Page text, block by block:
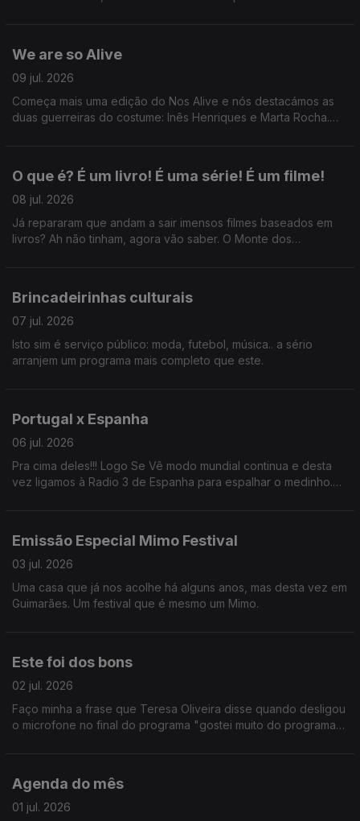
We are so Alive
09 jul. 2026
Começa mais uma edição do Nos Alive e nós destacámos as
duas guerreiras do costume: Inês Henriques e Marta Rocha.
O que é? É um livro! É uma série! É um filme!
08 jul. 2026
Já repararam que andam a sair imensos filmes baseados em
livros? Ah não tinham, agora vão saber. O Monte dos
Brincadeirinhas culturais
07 jul. 2026
Isto sim é serviço público: moda, futebol, música.. a sério
arranjem um programa mais completo que este.
Portugal x Espanha
06 jul. 2026
Pra cima deles!!! Logo Se Vê modo mundial continua e desta
vez ligamos à Radio 3 de Espanha para espalhar o medinho.
Emissão Especial Mimo Festival
03 jul. 2026
Uma casa que já nos acolhe há alguns anos, mas desta vez em
Guimarães. Um festival que é mesmo um Mimo.
Este foi dos bons
02 jul. 2026
Faço minha a frase que Teresa Oliveira disse quando desligou
o microfone no final do programa "gostei muito do programa
Agenda do mês
01 jul. 2026